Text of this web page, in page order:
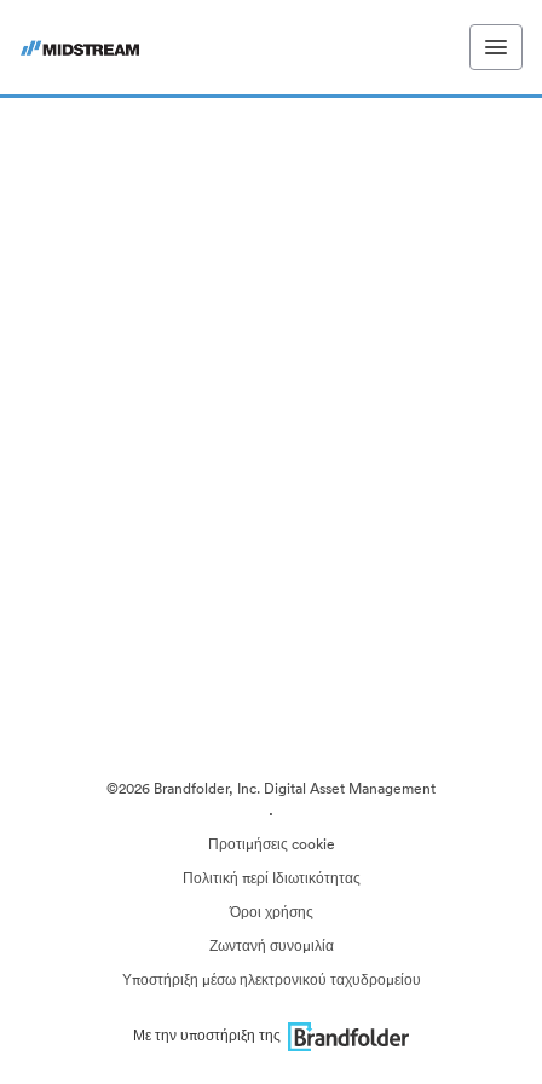
©2026 Brandfolder, Inc. Digital Asset Management
·
Προτιμήσεις cookie
Πολιτική περί Ιδιωτικότητας
Όροι χρήσης
Ζωντανή συνομιλία
Υποστήριξη μέσω ηλεκτρονικού ταχυδρομείου
Με την υποστήριξη της